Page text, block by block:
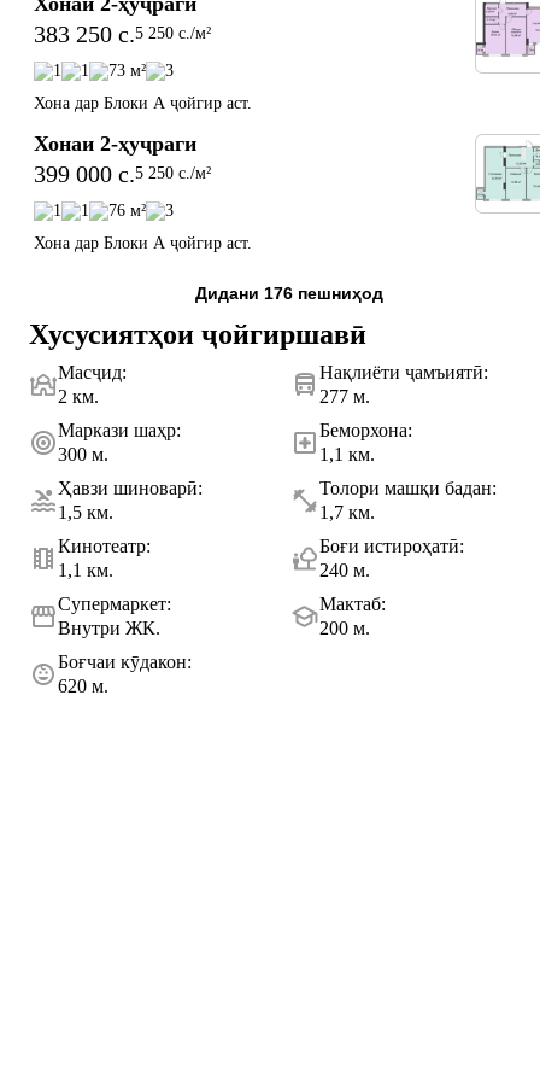
383 250 c.5 250 c./м²
1 1 73 м²
3
Хона дар Блоки А ҷойгир аст.
Хонаи 2-ҳуҷраги
399 000 c.5 250 c./м²
1 1 76 м²
3
Хона дар Блоки А ҷойгир аст.
Дидани 176 пешниҳод
Хусусиятҳои ҷойгиршавӣ
Масҷид:
2 км.
Нақлиёти ҷамъиятӣ:
277 м.
Маркази шаҳр:
300 м.
Беморхона:
1,1 км.
Ҳавзи шиноварӣ:
1,5 км.
Толори машқи бадан:
1,7 км.
Кинотеатр:
1,1 км.
Боғи истироҳатӣ:
240 м.
Супермаркет:
Внутри ЖК.
Мактаб:
200 м.
Боғчаи кӯдакон:
620 м.